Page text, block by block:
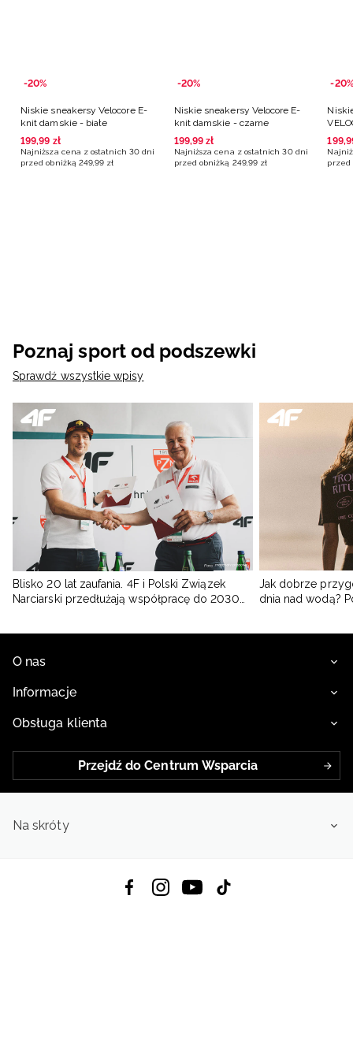
-20%
Niskie sneakersy Velocore E-
knit damskie - białe
199,99 zł
Najniższa cena z ostatnich 30 dni
przed obniżką 249,99 zł
-20%
Niskie sneakersy Velocore E-
knit damskie - czarne
199,99 zł
Najniższa cena z ostatnich 30 dni
przed obniżką 249,99 zł
-20%
białe
199,
przed
Poznaj sport od podszewki
Sprawdź wszystkie wpisy
Blisko 20 lat zaufania. 4F i Polski Związek
Narciarski przedłużają współpracę do 2030
Jak dobrze
dnia nad wodą?
O nas
Informacje
Obsługa klienta
Przejdź do Centrum Wsparcia
Na skróty